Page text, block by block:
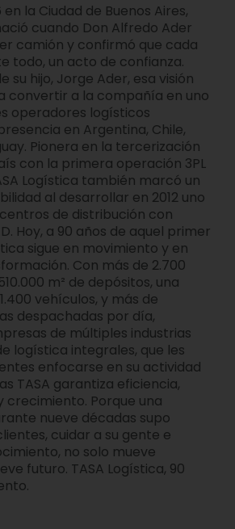
en la Ciudad de Buenos Aires,
cuando Don Alfredo Ader
camión y confirmó que cada
todo, un acto de confianza.
su hijo, Jorge Ader, esa visión
convertir a la compañía en uno
operadores logísticos
en Argentina, Chile,
Pionera en la tercerización
con la primera operación 3PL
Logística también marcó un
al desarrollar en 2012 uno
de distribución con
Hoy, a 90 años de aquel primer
sigue en movimiento y en
Con más de 2.700
m² de depósitos, una
vehículos, y más de
despachadas por día,
de múltiples industrias
logística integrales, que les
enfocarse en su actividad
TASA garantiza eficiencia,
Porque una
nueve décadas supo
cuidar a su gente e
no solo mueve
futuro. TASA Logística, 90